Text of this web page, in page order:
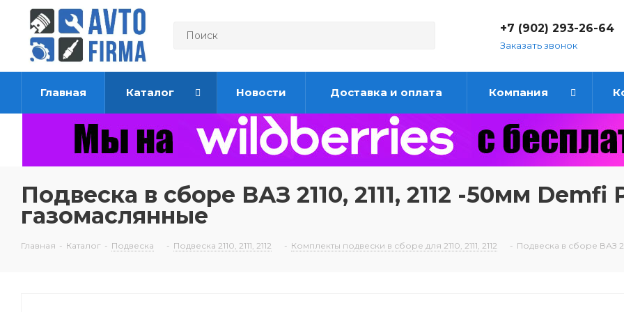
+7 (902) 293-26-64
Заказать звонок
Главная Каталог Новости Доставка и оплата Компания
Подвеска в сборе ВАЗ 2110, 2111, 2112 -50мм Demfi
газомаслянные
Главная - Каталог - Подвеска - Подвеска 2110, 2111, 2112 - Комплекты подвески в сборе для 2110, 2111, 2112 - Подвеска в сборе ВАЗ